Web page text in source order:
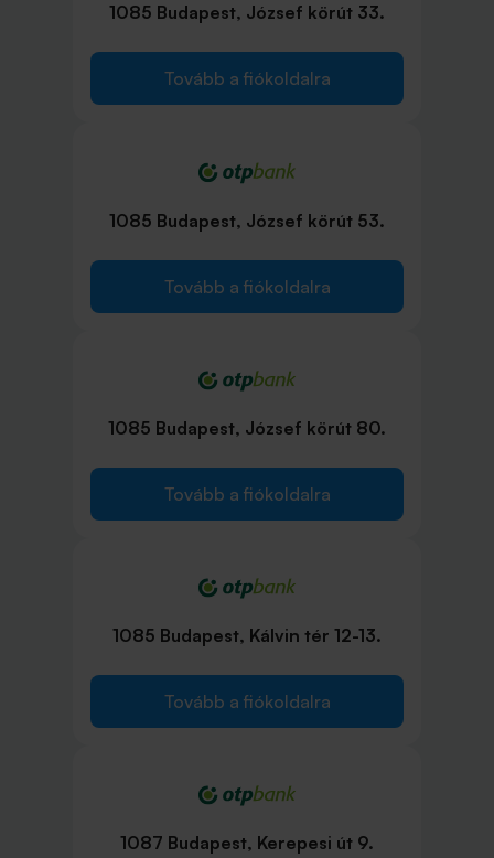
1085 Budapest, József körút 33.
Tovább a fiókoldalra
1085 Budapest, József körút 53.
Tovább a fiókoldalra
1085 Budapest, József körút 80.
Tovább a fiókoldalra
1085 Budapest, Kálvin tér 12-13.
Tovább a fiókoldalra
1087 Budapest, Kerepesi út 9.